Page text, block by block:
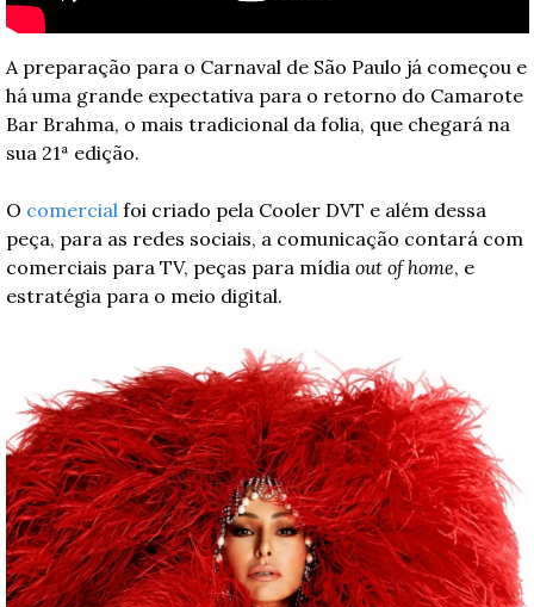
A preparação para o Carnaval de São Paulo já começou e
há uma grande expectativa para o retorno do Camarote
Bar Brahma, o mais tradicional da folia, que chegará na
sua 21ª edição.
O comercial foi criado pela Cooler DVT e além dessa
peça, para as redes sociais, a comunicação contará com
comerciais para TV, peças para mídia out of home, e
estratégia para o meio digital.